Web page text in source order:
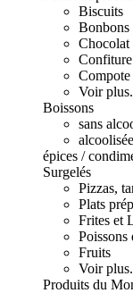
Biscuits
Bonbons
Chocolat
Confiture
Compote
Voir
Boissons
sans
épices /
Surgelés
Pizzas,
Plats
Frites et
Poissons
Fruits
Voir
Produits du